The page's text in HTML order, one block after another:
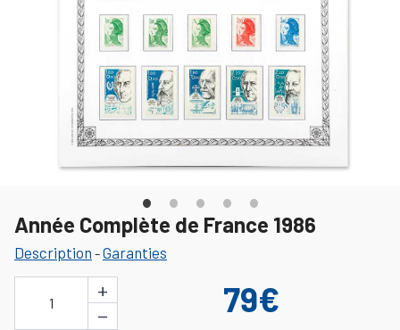
Année Complète de France 1986
Description -Garanties
1
+
−
79€